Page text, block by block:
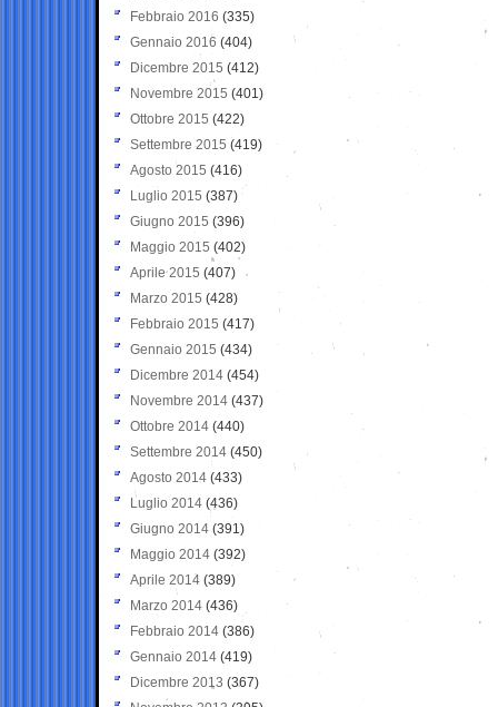
Febbraio 2016 (335)
Gennaio 2016 (404)
Dicembre 2015 (412)
Novembre 2015 (401)
Ottobre 2015 (422)
Settembre 2015 (419)
Agosto 2015 (416)
Luglio 2015 (387)
Giugno 2015 (396)
Maggio 2015 (402)
Aprile 2015 (407)
Marzo 2015 (428)
Febbraio 2015 (417)
Gennaio 2015 (434)
Dicembre 2014 (454)
Novembre 2014 (437)
Ottobre 2014 (440)
Settembre 2014 (450)
Agosto 2014 (433)
Luglio 2014 (436)
Giugno 2014 (391)
Maggio 2014 (392)
Aprile 2014 (389)
Marzo 2014 (436)
Febbraio 2014 (386)
Gennaio 2014 (419)
Dicembre 2013 (367)